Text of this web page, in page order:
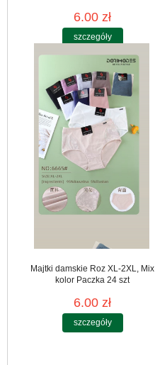
6.00 zł
szczegóły
Majtki damskie Roz XL-2XL, Mix
kolor Paczka 24 szt
6.00 zł
szczegóły